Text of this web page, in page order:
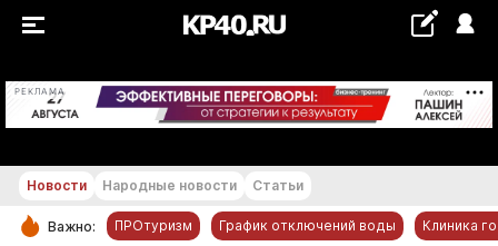
РЕКЛАМА +20...+21 °С
Новости Народные новости Статьи
Важно: ПРОтуризм График отключений воды Клиника